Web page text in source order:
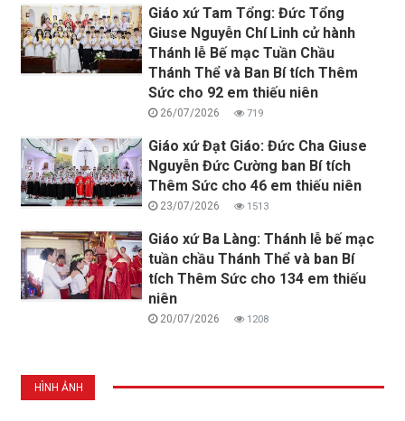
Giáo xứ Tam Tổng: Đức Tổng
Giuse Nguyễn Chí Linh cử hành
Thánh lễ Bế mạc Tuần Chầu
Thánh Thể và Ban Bí tích Thêm
Sức cho 92 em thiếu niên
26/07/2026 719
Giáo xứ Đạt Giáo: Đức Cha Giuse
Nguyễn Đức Cường ban Bí tích
Thêm Sức cho 46 em thiếu niên
23/07/2026 1513
Giáo xứ Ba Làng: Thánh lễ bế mạc
tuần chầu Thánh Thể và ban Bí
tích Thêm Sức cho 134 em thiếu
niên
20/07/2026 1208
HÌNH ẢNH